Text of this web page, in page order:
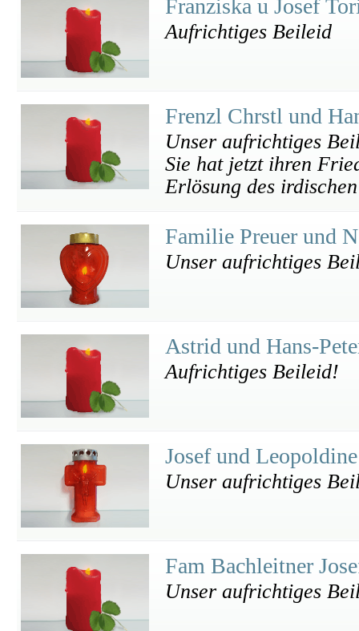
Franziska u Josef
Aufrichtiges Beileid
Frenzl Chrstl und
Unser aufrichtiges
Sie hat jetzt ihren
Erlösung des
Familie Preuer und
Unser aufrichtiges
Astrid und Hans-
Aufrichtiges Beileid!
Josef und
Unser aufrichtiges
Fam Bachleitner
Unser aufrichtiges